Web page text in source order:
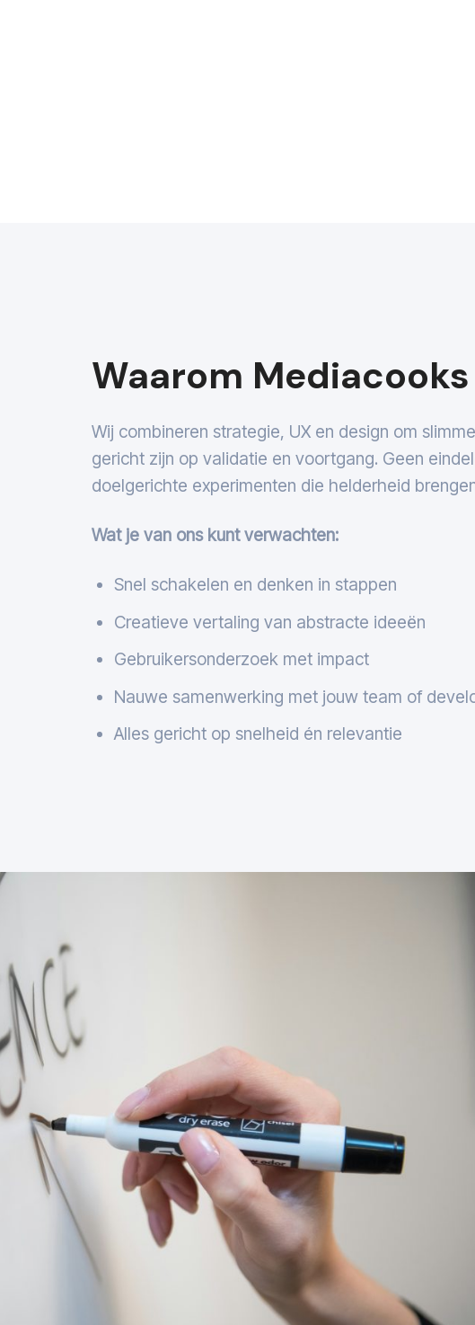
Waarom Mediacooks
Wij combineren strategie, UX en design om
gericht zijn op validatie en voortgang. Geen
doelgerichte experimenten die helderheid
Wat je van ons kunt verwachten:
Snel schakelen en denken in stappen
Creatieve vertaling van abstracte ideeën
Gebruikersonderzoek met impact
Nauwe samenwerking met jouw team of
Alles gericht op snelheid én relevantie